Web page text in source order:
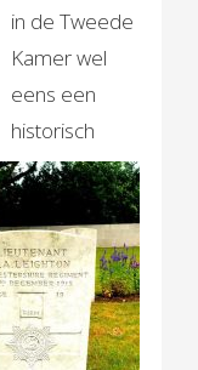
in de Tweede
Kamer wel
eens een
historisch